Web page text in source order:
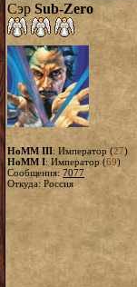
Сэр Sub-Zero
HoMM III: Император (27)
HoMM I: Император (69)
Сообщения: 7077
Откуда: Россия